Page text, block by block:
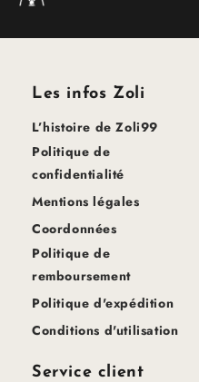
Les infos Zoli
L’histoire de Zoli99
Politique de
confidentialité
Mentions légales
Coordonnées
Politique de
remboursement
Politique d'expédition
Conditions d'utilisation
Service client